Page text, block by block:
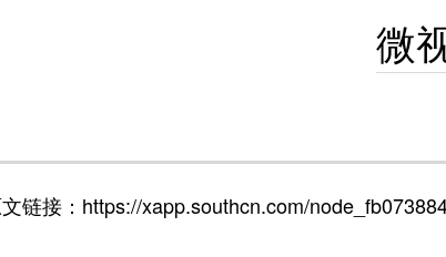
微
文链接：https://xapp.southcn.com/